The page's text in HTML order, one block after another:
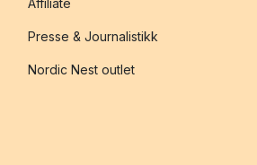
Affiliate
Presse & Journalistikk
Nordic Nest outlet